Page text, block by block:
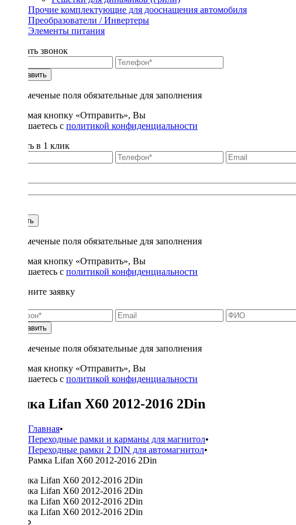
Прочие комплектующие для дооснащения автомобиля
Преобразователи / Инвертеры
Элементы питания
Заказать звонок
Отправить
* - отмеченые поля обязательные для заполнения
Нажимая кнопку «Отправить», Вы
соглашаетесь с политикой конфиденциальности
Купить в 1 клик
Купить
* - отмеченые поля обязательные для заполнения
Нажимая кнопку «Отправить», Вы
соглашаетесь с политикой конфиденциальности
Заполните заявку
Отправить
* - отмеченые поля обязательные для заполнения
Нажимая кнопку «Отправить», Вы
соглашаетесь с политикой конфиденциальности
Рамка Lifan X60 2012-2016 2Din
Главная•
Переходные рамки и карманы для магнитол•
Переходные рамки 2 DIN для автомагнитол•
Рамка Lifan X60 2012-2016 2Din